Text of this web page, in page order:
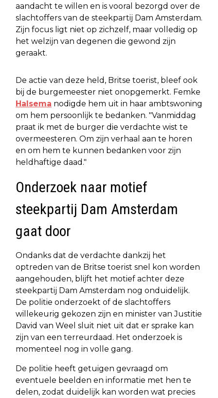
aandacht te willen en is vooral bezorgd over de
slachtoffers van de steekpartij Dam Amsterdam.
Zijn focus ligt niet op zichzelf, maar volledig op
het welzijn van degenen die gewond zijn
geraakt.
De actie van deze held, Britse toerist, bleef ook
bij de burgemeester niet onopgemerkt. Femke
Halsema nodigde hem uit in haar ambtswoning
om hem persoonlijk te bedanken. "Vanmiddag
praat ik met de burger die verdachte wist te
overmeesteren. Om zijn verhaal aan te horen
en om hem te kunnen bedanken voor zijn
heldhaftige daad."
Onderzoek naar motief
steekpartij Dam Amsterdam
gaat door
Ondanks dat de verdachte dankzij het
optreden van de Britse toerist snel kon worden
aangehouden, blijft het motief achter deze
steekpartij Dam Amsterdam nog onduidelijk.
De politie onderzoekt of de slachtoffers
willekeurig gekozen zijn en minister van Justitie
David van Weel sluit niet uit dat er sprake kan
zijn van een terreurdaad. Het onderzoek is
momenteel nog in volle gang.
De politie heeft getuigen gevraagd om
eventuele beelden en informatie met hen te
delen, zodat duidelijk kan worden wat precies